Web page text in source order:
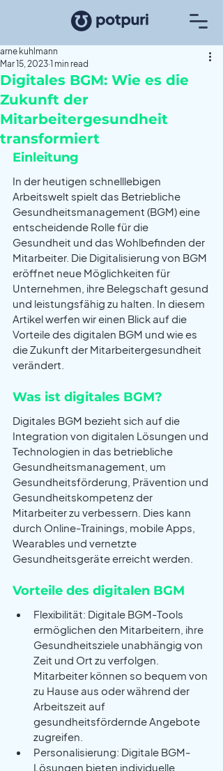
Digitales BGM: Wie es die
Zukunft der
Mitarbeitergesundheit
transformiert
arne kuhlmann
Mar 15, 2023 1 min read
Einleitung
In der heutigen schnelllebigen
Arbeitswelt spielt das Betriebliche
Gesundheitsmanagement (BGM) eine
entscheidende Rolle für die
Gesundheit und das Wohlbefinden der
Mitarbeiter. Die Digitalisierung von BGM
eröffnet neue Möglichkeiten für
Unternehmen, ihre Belegschaft gesund
und leistungsfähig zu halten. In diesem
Artikel werfen wir einen Blick auf die
Vorteile des digitalen BGM und wie es
die Zukunft der Mitarbeitergesundheit
verändert.
Was ist digitales BGM?
Digitales BGM bezieht sich auf die
Integration von digitalen Lösungen und
Technologien in das betriebliche
Gesundheitsmanagement, um
Gesundheitsförderung, Prävention und
Gesundheitskompetenz der
Mitarbeiter zu verbessern. Dies kann
durch Online-Trainings, mobile Apps,
Wearables und vernetzte
Gesundheitsgeräte erreicht werden.
Vorteile des digitalen BGM
Flexibilität: Digitale BGM-Tools
ermöglichen den Mitarbeitern, ihre
Gesundheitsziele unabhängig von
Zeit und Ort zu verfolgen.
Mitarbeiter können so bequem von
zu Hause aus oder während der
Arbeitszeit auf
gesundheitsfördernde Angebote
zugreifen.
Personalisierung: Digitale BGM-
Lösungen bieten individuelle